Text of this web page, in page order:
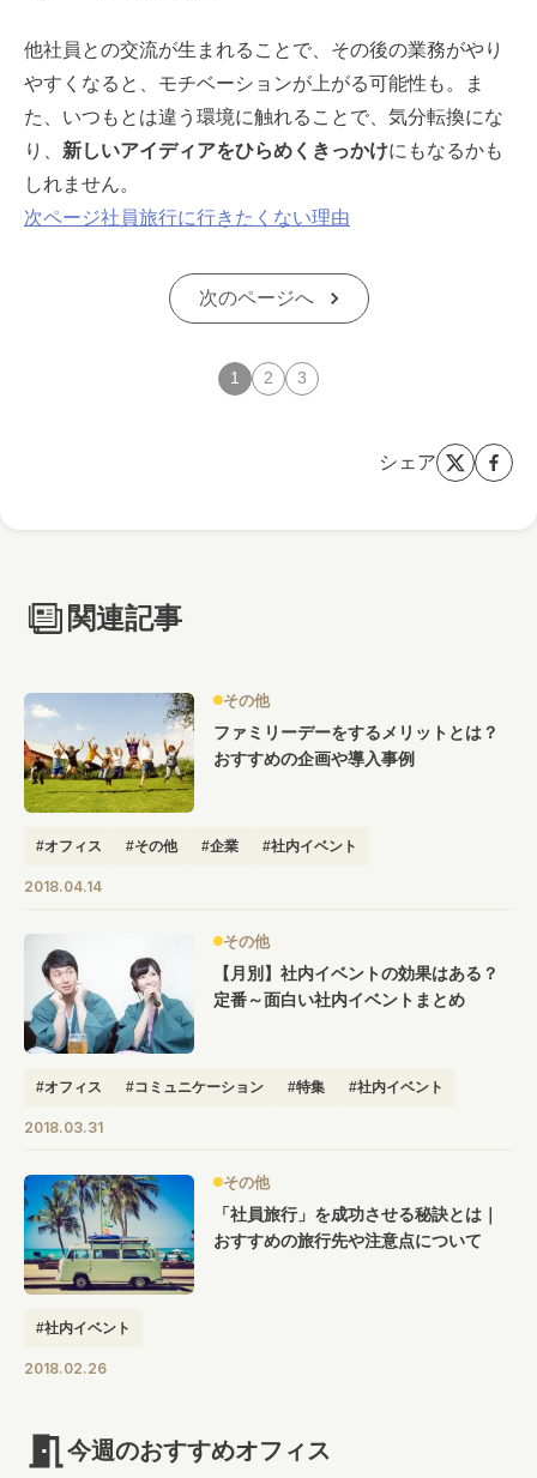
他社員との交流が生まれることで、その後の業務がやり
やすくなると、モチベーションが上がる可能性も。ま
た、いつもとは違う環境に触れることで、気分転換にな
り、 新しいアイディアをひらめくきっかけにもなるかも
しれません。
次ページ社員旅行に行きたくない理由
次のページへ
1 2 3
シェア
関連記事
その他
ファミリーデーをするメリットとは？
おすすめの企画や導入事例
#オフィス #その他 #企業 #社内イベント
2018.04.14
その他
【月別】社内イベントの効果はある？
定番～面白い社内イベントまとめ
#オフィス #コミュニケーション #特集 #社内イベント
2018.03.31
その他
「社員旅行」を成功させる秘訣とは｜
おすすめの旅行先や注意点について
#社内イベント
2018.02.26
今週のおすすめオフィス